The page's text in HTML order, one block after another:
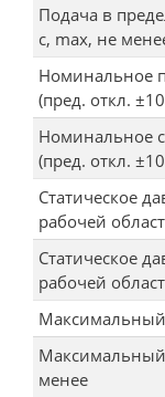
Подача в
с, max, не
Номинальное
(пред. откл.
Номинальное
(пред. откл.
Статическое
рабочей
Статическое
рабочей
Максимальный
менее